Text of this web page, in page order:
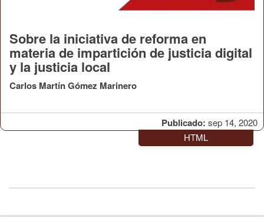
Publicado: sep 14, 2020
Sobre la iniciativa de reforma en
materia de impartición de justicia digital
y la justicia local
Carlos Martín Gómez Marinero
HTML